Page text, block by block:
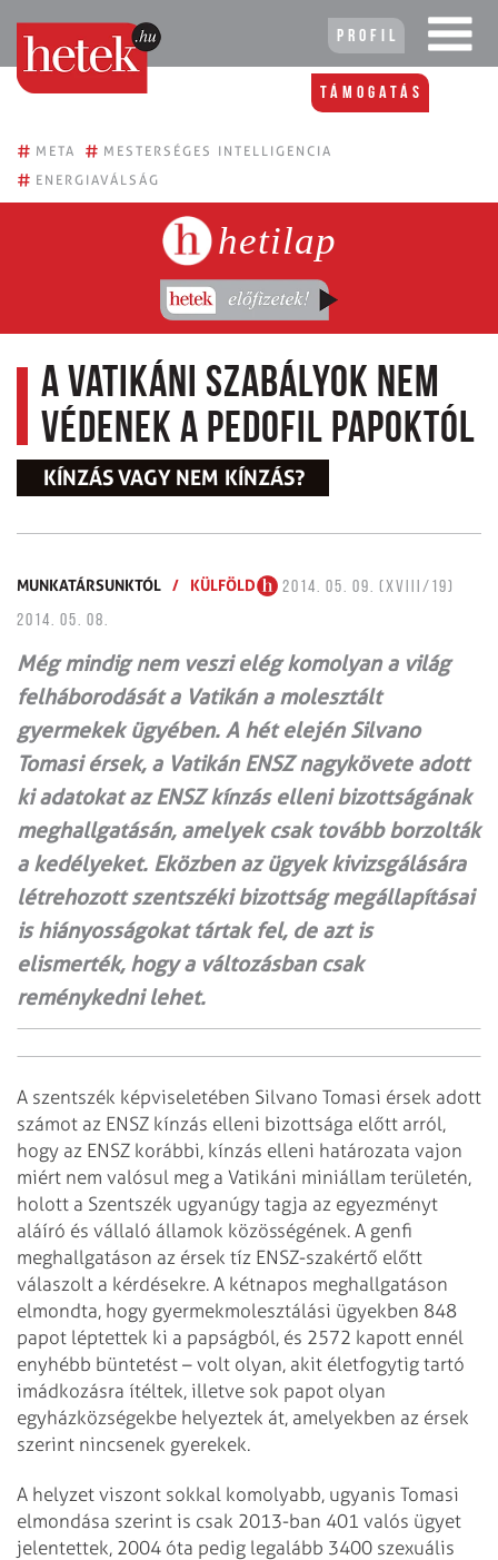
Profil
Támogatás
# META # MESTERSÉGES INTELLIGENCIA
# ENERGIAVÁLSÁG
hetilap
A vatikáni szabályok nem
védenek a pedofil papoktól
KÍNZÁS VAGY NEM KÍNZÁS?
MUNKATÁRSUNKTÓL / KÜLFÖLD
2014. 05. 09. (XVIII/19)
2014. 05. 08.
Még mindig nem veszi elég komolyan a világ
felháborodását a Vatikán a molesztált
gyermekek ügyében. A hét elején Silvano
Tomasi érsek, a Vatikán ENSZ nagykövete adott
ki adatokat az ENSZ kínzás elleni bizottságának
meghallgatásán, amelyek csak tovább borzolták
a kedélyeket. Eközben az ügyek kivizsgálására
létrehozott szentszéki bizottság megállapításai
is hiányosságokat tártak fel, de azt is
elismerték, hogy a változásban csak
reménykedni lehet.
A szentszék képviseletében Silvano Tomasi érsek adott
számot az ENSZ kínzás elleni bizottsága előtt arról,
hogy az ENSZ korábbi, kínzás elleni határozata vajon
miért nem valósul meg a Vatikáni miniállam területén,
holott a Szentszék ugyanúgy tagja az egyezményt
aláíró és vállaló államok közösségének. A genfi
meghallgatáson az érsek tíz ENSZ-szakértő előtt
válaszolt a kérdésekre. A kétnapos meghallgatáson
elmondta, hogy gyermekmolesztálási ügyekben 848
papot léptettek ki a papságból, és 2572 kapott ennél
enyhébb büntetést – volt olyan, akit életfogytig tartó
imádkozásra ítéltek, illetve sok papot olyan
egyházközségekbe helyeztek át, amelyekben az érsek
szerint nincsenek gyerekek.
A helyzet viszont sokkal komolyabb, ugyanis Tomasi
elmondása szerint is csak 2013-ban 401 valós ügyet
jelentettek, 2004 óta pedig legalább 3400 szexuális